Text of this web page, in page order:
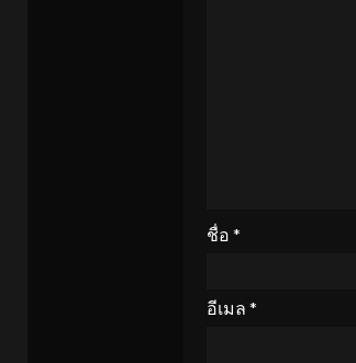
ชื่อ *
อีเมล *